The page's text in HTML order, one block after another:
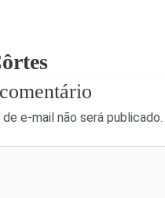
e-mail não será publicado.